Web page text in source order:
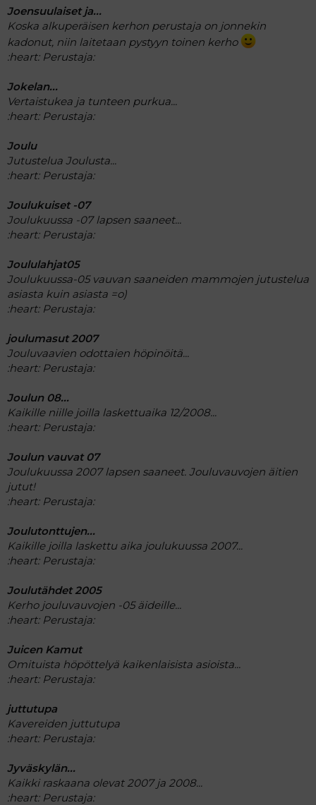
Joensuulaiset ja...
Koska alkuperäisen kerhon perustaja on jonnekin
kadonut, niin laitetaan pystyyn toinen kerho
:heart: Perustaja:
Jokelan...
Vertaistukea ja tunteen purkua...
:heart: Perustaja:
Joulu
Jutustelua Joulusta...
:heart: Perustaja:
Joulukuiset -07
Joulukuussa -07 lapsen saaneet...
:heart: Perustaja:
Joululahjat05
Joulukuussa-05 vauvan saaneiden mammojen jutustelua
asiasta kuin asiasta =o)
:heart: Perustaja:
joulumasut 2007
Jouluvaavien odottaien höpinöitä...
:heart: Perustaja:
Joulun 08...
Kaikille niille joilla laskettuaika 12/2008...
:heart: Perustaja:
Joulun vauvat 07
Joulukuussa 2007 lapsen saaneet. Jouluvauvojen äitien
jutut!
:heart: Perustaja:
Joulutonttujen...
Kaikille joilla laskettu aika joulukuussa 2007...
:heart: Perustaja:
Joulutähdet 2005
Kerho jouluvauvojen -05 äideille...
:heart: Perustaja:
Juicen Kamut
Omituista höpöttelyä kaikenlaisista asioista...
:heart: Perustaja:
juttutupa
Kavereiden juttutupa
:heart: Perustaja:
Jyväskylän...
Kaikki raskaana olevat 2007 ja 2008...
:heart: Perustaja: